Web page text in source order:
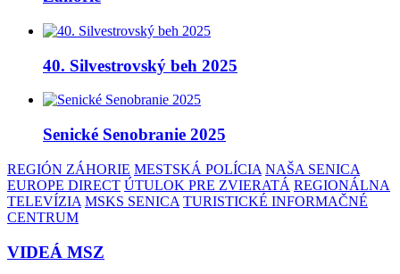
40. Silvestrovský beh 2025
Senické Senobranie 2025
REGIÓN ZÁHORIE MESTSKÁ POLÍCIA NAŠA SENICA
EUROPE DIRECT ÚTULOK PRE ZVIERATÁ REGIONÁLNA
TELEVÍZIA MSKS SENICA TURISTICKÉ INFORMAČNÉ
CENTRUM
VIDEÁ MSZ